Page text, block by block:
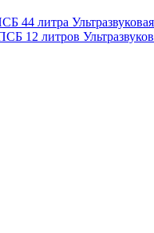
44 литра
12 литров